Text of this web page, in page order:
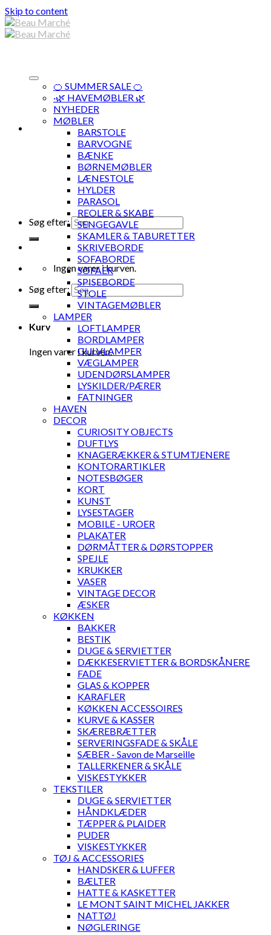
Skip to content
Søg efter:
Ingen varer i kurven.
Søg efter:
Kurv
Ingen varer i kurven.
🍊 SUMMER SALE 🍊
·🌿 HAVEMØBLER 🌿
NYHEDER
MØBLER
BARSTOLE
BARVOGNE
BÆNKE
BØRNEMØBLER
LÆNESTOLE
HYLDER
PARASOL
REOLER & SKABE
SENGEGAVLE
SKAMLER & TABURETTER
SKRIVEBORDE
SOFABORDE
SOFAER
SPISEBORDE
STOLE
VINTAGEMØBLER
LAMPER
LOFTLAMPER
BORDLAMPER
GULVLAMPER
VÆGLAMPER
UDENDØRSLAMPER
LYSKILDER/PÆRER
FATNINGER
HAVEN
DECOR
CURIOSITY OBJECTS
DUFTLYS
KNAGERÆKKER & STUMTJENERE
KONTORARTIKLER
NOTESBØGER
KORT
KUNST
LYSESTAGER
MOBILE - UROER
PLAKATER
DØRMÅTTER & DØRSTOPPER
SPEJLE
KRUKKER
VASER
VINTAGE DECOR
ÆSKER
KØKKEN
BAKKER
BESTIK
DUGE & SERVIETTER
DÆKKESERVIETTER & BORDSKÅNERE
FADE
GLAS & KOPPER
KARAFLER
KØKKEN ACCESSOIRES
KURVE & KASSER
SKÆREBRÆTTER
SERVERINGSFADE & SKÅLE
SÆBER - Savon de Marseille
TALLERKENER & SKÅLE
VISKESTYKKER
TEKSTILER
DUGE & SERVIETTER
HÅNDKLÆDER
TÆPPER & PLAIDER
PUDER
VISKESTYKKER
TØJ & ACCESSORIES
HANDSKER & LUFFER
BÆLTER
HATTE & KASKETTER
LE MONT SAINT MICHEL JAKKER
NATTØJ
NØGLERINGE